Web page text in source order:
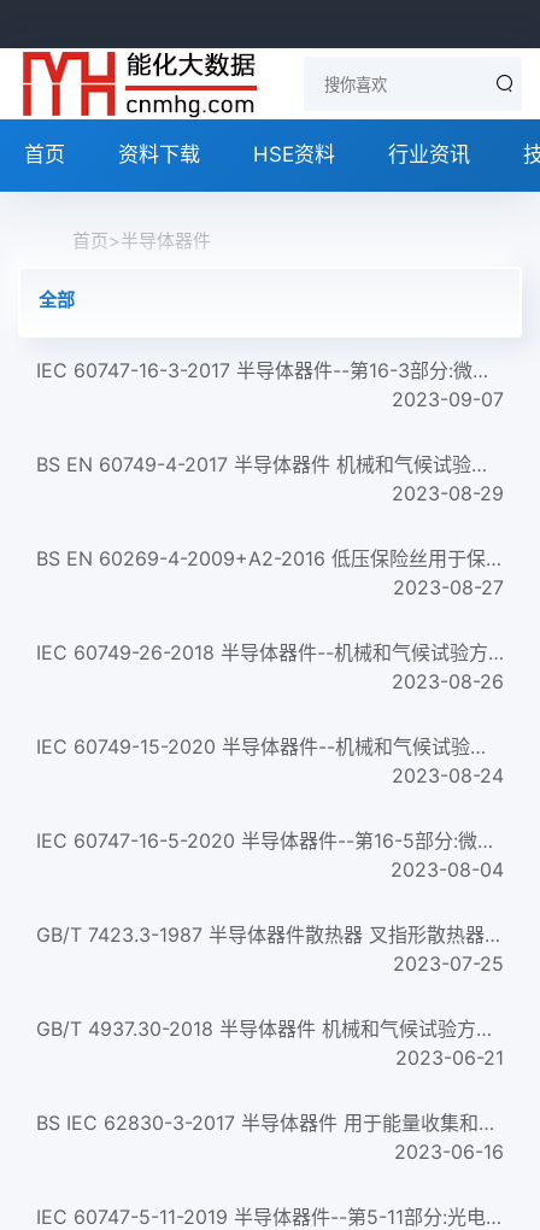
首页 资料下载 HSE资料 行业资讯
首页>半导体器件
全部
IEC 60747-16-3-2017 半导体器件--第16-3部分:微波集成电路--变频器 Semiconductor devices &ndash; Part 16-3: Mic...
2023-09-07
BS EN 60749-4-2017 半导体器件 机械和气候试验方法 第4部分:湿热,稳态,高加速应力试验(HAST) 部分替代BS EN 60749:...
2023-08-29
BS EN 60269-4-2009+A2-2016 低压保险丝用于保护半导体器件的熔断体的补充要求 Low-voltage fuses. Supplementary r...
2023-08-27
IEC 60749-26-2018 半导体器件--机械和气候试验方法--第26部分：静电放电(ESD)灵敏度试验--人体模型(HBM) Semiconduct...
2023-08-26
IEC 60749-15-2020 半导体器件--机械和气候试验方法--第15部分:通孔安装器件的耐焊接温度 Semiconductor devices &n...
2023-08-24
IEC 60747-16-5-2020 半导体器件--第16-5部分:微波集成电路--振荡器 Semiconductor devices &ndash; Part 16-5: Mic...
2023-08-04
GB/T 7423.3-1987 半导体器件散热器 叉指形散热器 Heat sink of semiconductor devices--Heat sink, staggered fing...
2023-07-25
GB/T 4937.30-2018 半导体器件 机械和气候试验方法 第30部分:非密封表面安装器件在可靠性试验前的预处理 Semiconduc...
2023-06-21
BS IEC 62830-3-2017 半导体器件 用于能量收集和生成的半导体器件 第3部分:基于振动的电磁能量收集 Semiconductor d...
2023-06-16
IEC 60747-5-11-2019 半导体器件--第5-11部分:光电子器件--发光二极管--发光二极管的辐射和非辐射电流的试验方法 Se...